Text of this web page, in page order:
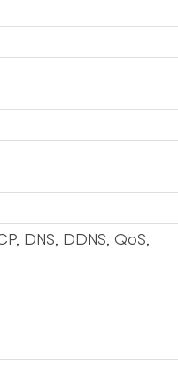
DNS, DDNS, QoS,